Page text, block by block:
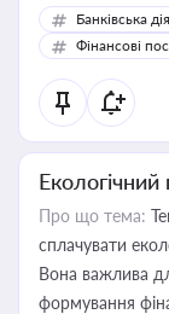
Банківська
Фінансові
Про що тема:
сплачувати
Вона важлива
формування